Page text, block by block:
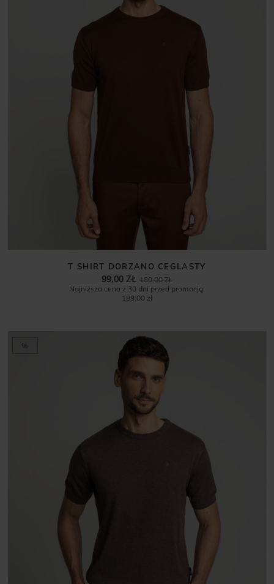
T SHIRT DORZANO CEGLASTY
189,00 ZŁ
99,00 ZŁ
Najniższa cena z 30 dni przed promocją:
189,00 zł
%